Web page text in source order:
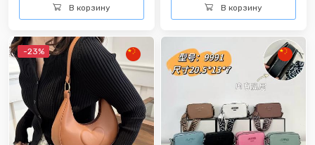
В корзину В корзину
-23%